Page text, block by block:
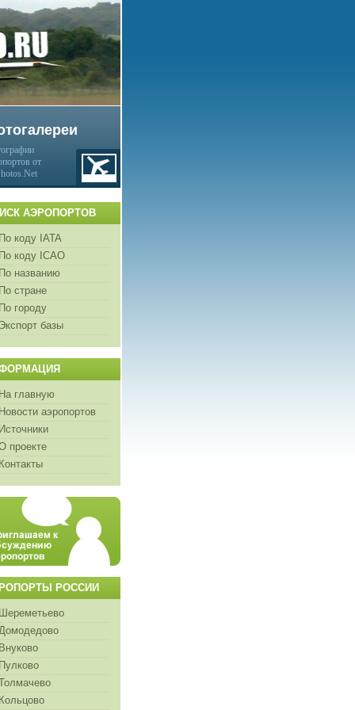
от
АЭРОПОРТОВ
По коду IATA
По коду ICAO
По названию
По стране
По городу
Экспорт базы
На главную
Новости аэропортов
Источники
проекте
Контакты
РОССИИ
Шереметьево
Внуково
Пулково
Кольцово